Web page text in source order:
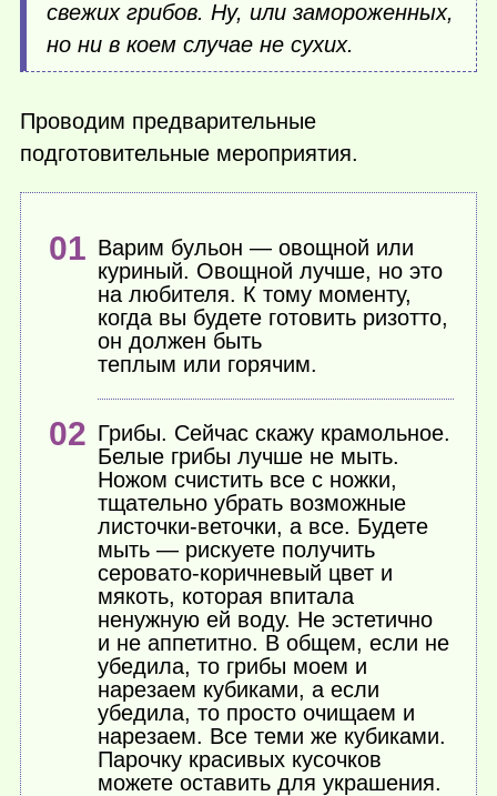
свежих грибов. Ну, или замороженных,
но ни в коем случае не сухих.
Проводим предварительные
подготовительные мероприятия.
Варим бульон — овощной или
куриный. Овощной лучше, но это
на любителя. К тому моменту,
когда вы будете готовить ризотто,
он должен быть
теплым или горячим.
Грибы. Сейчас скажу крамольное.
Белые грибы лучше не мыть.
Ножом счистить все с ножки,
тщательно убрать возможные
листочки-веточки, а все. Будете
мыть — рискуете получить
серовато-коричневый цвет и
мякоть, которая впитала
ненужную ей воду. Не эстетично
и не аппетитно. В общем, если не
убедила, то грибы моем и
нарезаем кубиками, а если
убедила, то просто очищаем и
нарезаем. Все теми же кубиками.
Парочку красивых кусочков
можете оставить для украшения.